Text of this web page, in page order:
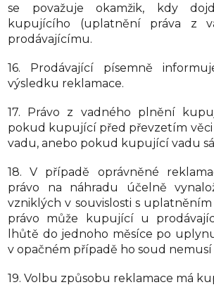
se považuje okamžik, kdy
kupujícího (uplatnění práva z
prodávajícímu.
16. Prodávající písemně
výsledku reklamace.
17. Právo z vadného plnění
pokud kupující před převzetím věci
vadu, anebo pokud kupující vadu
18. V případě oprávněné
právo na náhradu účelně
vzniklých v souvislosti s
právo může kupující u
lhůtě do jednoho měsíce po
v opačném případě ho soud nemusí
19. Volbu způsobu reklamace má